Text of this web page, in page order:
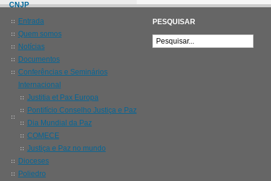
CNJP
Entrada
Quem somos
Notícias
Documentos
Conferências e Seminários
Internacional
Justitia et Pax Europa
Pontifício Conselho Justiça e Paz
Dia Mundial da Paz
COMECE
Justiça e Paz no mundo
Dioceses
Poliedro
PESQUISAR